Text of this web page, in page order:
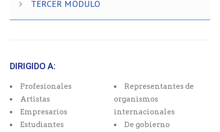
TERCER MÓDULO
DIRIGIDO A:
Profesionales
Artistas
Empresarios
Estudiantes
Representantes de
organismos
internacionales
De gobierno